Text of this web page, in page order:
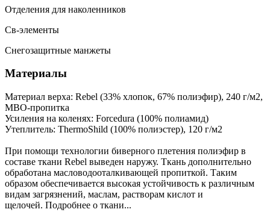
Отделения для наколенников
Св-элементы
Снегозащитные манжеты
Материалы
Материал верха: Rebel (33% хлопок, 67% полиэфир), 240 г/м2,
МВО-пропитка
Усиления на коленях: Forcedura (100% полиамид)
Утеплитель: ThermoShild (100% полиэстер), 120 г/м2
При помощи технологии биверного плетения полиэфир в
составе ткани Rebel выведен наружу. Ткань дополнительно
обработана масловодооталкивающей пропиткой. Таким
образом обеспечивается высокая устойчивость к различным
видам загрязнений, маслам, растворам кислот и
щелочей. Подробнее о ткани...